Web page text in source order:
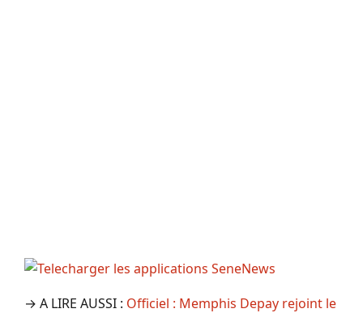
→ A LIRE AUSSI : Officiel : Memphis Depay rejoint le